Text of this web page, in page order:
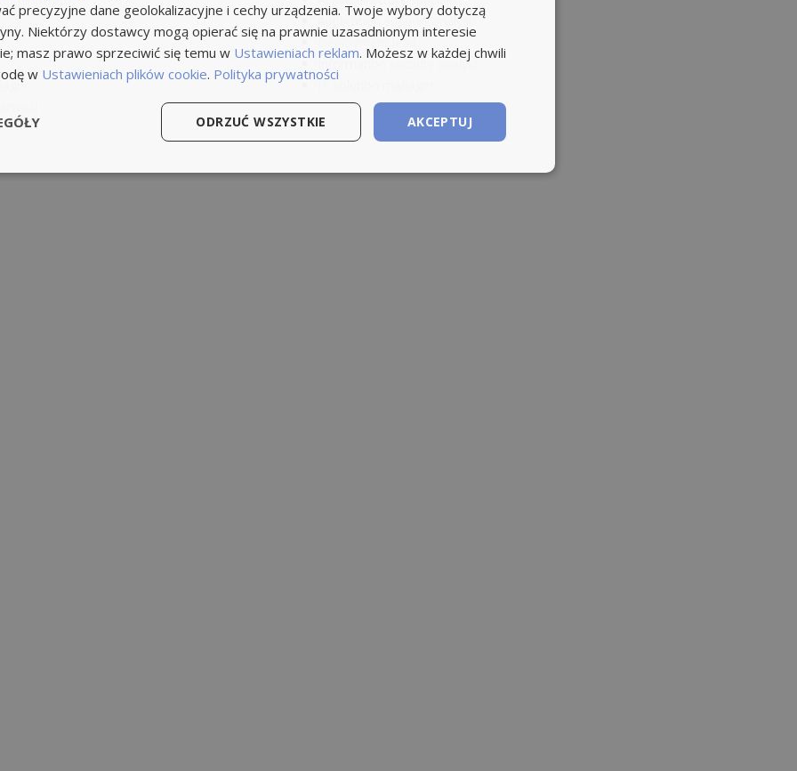
Application support analyst
Deployment lead
Information security analyst
IT solution manager
precyzyjne dane geolokalizacyjne i cechy urządzenia. Twoje wybory dotyczą
Niektórzy dostawcy mogą opierać się na prawnie uzasadnionym interesie
masz prawo sprzeciwić się temu w Ustawieniach reklam. Możesz w każdej chwili
w Ustawieniach plików cookie. Polityka prywatności
AKCEPTUJ
ODRZUĆ WSZYSTKIE